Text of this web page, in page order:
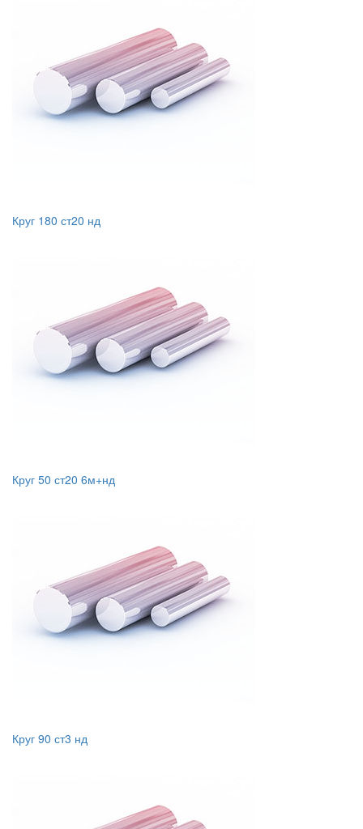
Круг 180 ст20 нд
Круг 50 ст20 6м+нд
Круг 90 ст3 нд